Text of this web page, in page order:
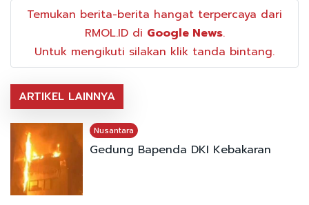
Temukan berita-berita hangat terpercaya dari
RMOL.ID di Google News.
Untuk mengikuti silakan klik tanda bintang.
ARTIKEL LAINNYA
Nusantara
Gedung Bapenda DKI Kebakaran